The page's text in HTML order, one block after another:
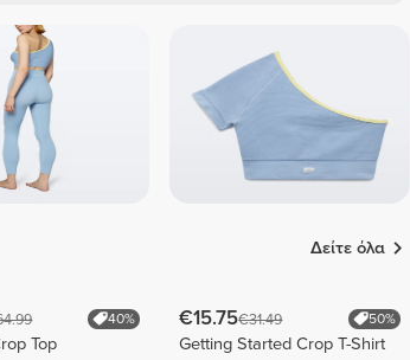
Δείτε όλα
40%
Top
€15.75€31.49 50%
Getting Started Crop T-Shirt